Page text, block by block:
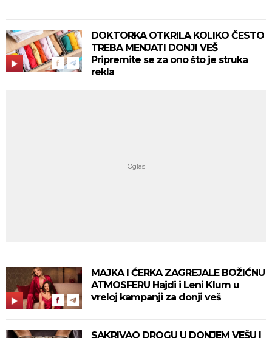
DOKTORKA OTKRILA KOLIKO ČESTO
TREBA MENJATI DONJI VEŠ
Pripremite se za ono što je struka
rekla
MAJKA I ĆERKA ZAGREJALE BOŽIĆNU
ATMOSFERU Hajdi i Leni Klum u
vreloj kampanji za donji veš
SAKRIVAO DROGU U DONJEM VEŠU I